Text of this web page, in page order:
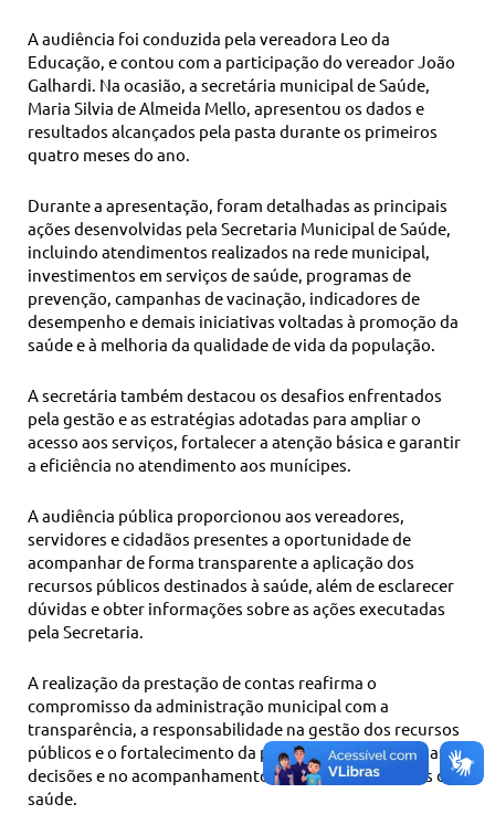
A audiência foi conduzida pela vereadora Leo da
Educação, e contou com a participação do vereador João
Galhardi. Na ocasião, a secretária municipal de Saúde,
Maria Silvia de Almeida Mello, apresentou os dados e
resultados alcançados pela pasta durante os primeiros
quatro meses do ano.
Durante a apresentação, foram detalhadas as principais
ações desenvolvidas pela Secretaria Municipal de Saúde,
incluindo atendimentos realizados na rede municipal,
investimentos em serviços de saúde, programas de
prevenção, campanhas de vacinação, indicadores de
desempenho e demais iniciativas voltadas à promoção da
saúde e à melhoria da qualidade de vida da população.
A secretária também destacou os desafios enfrentados
pela gestão e as estratégias adotadas para ampliar o
acesso aos serviços, fortalecer a atenção básica e garantir
a eficiência no atendimento aos munícipes.
A audiência pública proporcionou aos vereadores,
servidores e cidadãos presentes a oportunidade de
acompanhar de forma transparente a aplicação dos
recursos públicos destinados à saúde, além de esclarecer
dúvidas e obter informações sobre as ações executadas
pela Secretaria.
A realização da prestação de contas reafirma o
compromisso da administração municipal com a
transparência, a responsabilidade na gestão dos recursos
públicos e o fortalecimento da participação popular nas
decisões e no acompanhamento das políticas públicas de
saúde.